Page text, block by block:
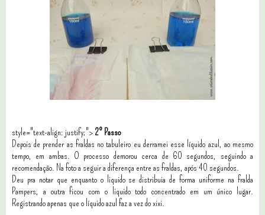
style="text-align: justify;"> 2º Passo
Depois de prender as fraldas no tabuleiro eu derramei esse líquido azul, ao mesmo
tempo, em ambas. O processo demorou cerca de 60 segundos, seguindo a
recomendação. Na foto a seguir a diferença entre as fraldas, após 40 segundos.
Deu pra notar que enquanto o liquido se distribuia de forma uniforme na fralda
Pampers, a outra ficou com o liquido todo concentrado em um único lugar.
Registrando apenas que o líquido azul faz a vez do xixi.